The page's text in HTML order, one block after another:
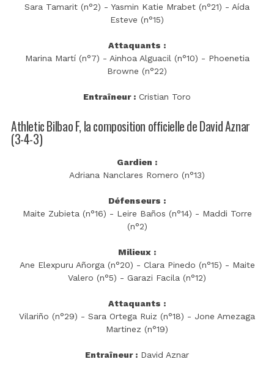
Sara Tamarit (n°2) - Yasmin Katie Mrabet (n°21) - Aída
Esteve (n°15)
Attaquants :
Marina Martí (n°7) - Ainhoa Alguacil (n°10) - Phoenetia
Browne (n°22)
Entraîneur : Cristian Toro
Athletic Bilbao F, la composition officielle de David Aznar
(3-4-3)
Gardien :
Adriana Nanclares Romero (n°13)
Défenseurs :
Maite Zubieta (n°16) - Leire Baños (n°14) - Maddi Torre
(n°2)
Milieux :
Ane Elexpuru Añorga (n°20) - Clara Pinedo (n°15) - Maite
Valero (n°5) - Garazi Facila (n°12)
Attaquants :
Vilariño (n°29) - Sara Ortega‌ Ruiz (n°18) - Jone Amezaga
Martinez (n°19)
Entraîneur : David Aznar